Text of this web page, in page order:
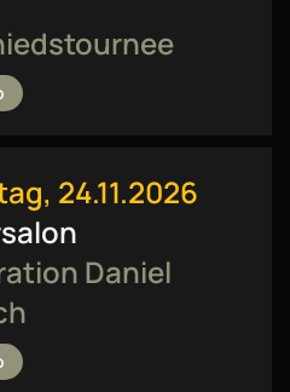
24.11.2026
Daniel